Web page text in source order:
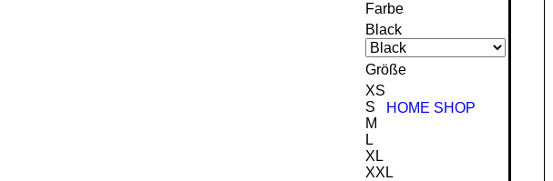
HOME SHOP
Farbe
Black
Größe
XS
S
M
L
XL
XXL